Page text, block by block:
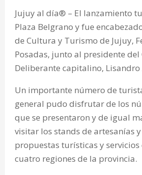
Jujuy al día® – El lanzamiento
Plaza Belgrano y fue
de Cultura y Turismo de Jujuy,
Posadas, junto al presidente del
Deliberante capitalino, Lisandro
Un importante número de
general pudo disfrutar de los
que se presentaron y de igual
visitar los stands de artesanías
propuestas turísticas y
cuatro regiones de la provincia.